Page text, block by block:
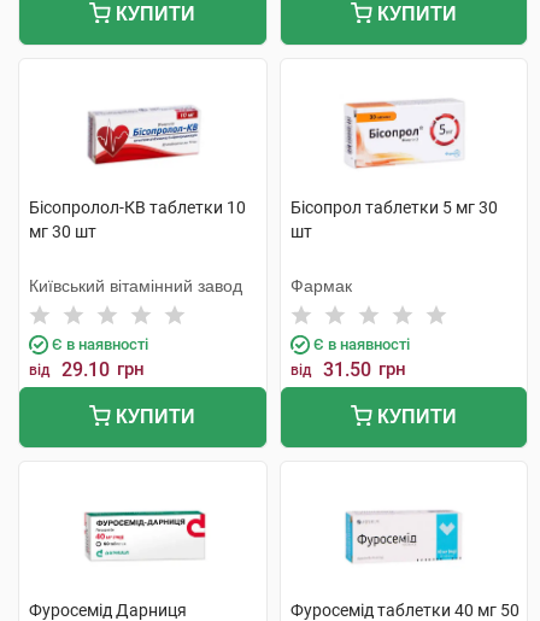
КУПИТИ КУПИТИ
Бісопролол-КВ таблетки 10
мг 30 шт
Київський вітамінний завод
Є в наявності
від 29.10 грн
КУПИТИ
Бісопрол таблетки 5 мг 30
шт
Фармак
Є в наявності
від 31.50 грн
КУПИТИ
Фуросемід Дарниця
Фуросемід таблетки 40 мг 50